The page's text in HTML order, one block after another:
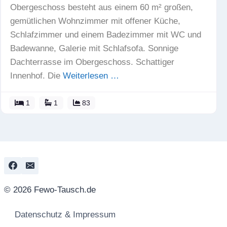
Obergeschoss besteht aus einem 60 m² großen,
gemütlichen Wohnzimmer mit offener Küche,
Schlafzimmer und einem Badezimmer mit WC und
Badewanne, Galerie mit Schlafsofa. Sonnige
Dachterrasse im Obergeschoss. Schattiger
Innenhof. Die Weiterlesen …
1 1 83
© 2026 Fewo-Tausch.de
Datenschutz & Impressum